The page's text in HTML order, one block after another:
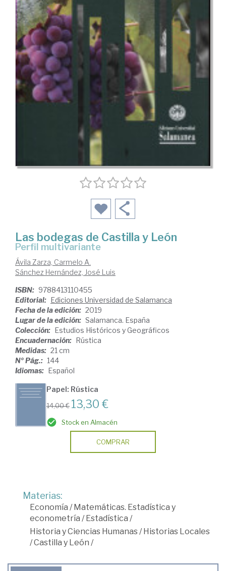
Las bodegas de Castilla y León
perfil multivariante
Ávila Zarza, Carmelo A.
Sánchez Hernández, José Luis
ISBN: 9788413110455
Editorial: Ediciones Universidad de Salamanca
Fecha de la edición: 2019
Lugar de la edición: Salamanca. España
Colección: Estudios Históricos y Geográficos
Encuadernación: Rústica
Medidas: 21 cm
Nº Pág.: 144
Idiomas: Español
Papel: Rústica
14,00 € 13,30 €
Stock en Almacén
COMPRAR
Materias:
Economía / Matemáticas. Estadística y
econometría / Estadística /
Historia y Ciencias Humanas/ Historias Locales
/Castilla y León /